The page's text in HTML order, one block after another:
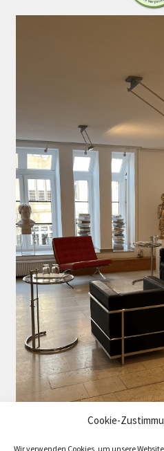
Cookie-
Wir verwenden Cookies, um unsere